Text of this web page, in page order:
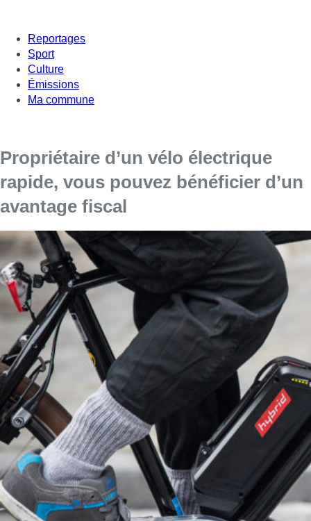
Reportages
Sport
Culture
Émissions
Ma commune
Propriétaire d’un vélo électrique
rapide, vous pouvez bénéficier d’un
avantage fiscal